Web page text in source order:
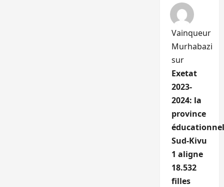
Vainqueur
Murhabazi
sur
Exetat
2023-
2024: la
province
Sud-Kivu
1 aligne
18.532
filles